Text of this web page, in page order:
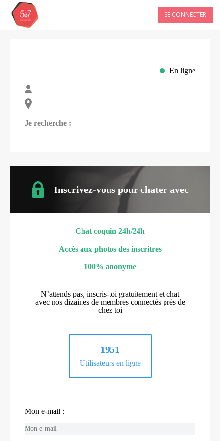
SE CONNECTER
En ligne
Je recherche :
Inscrivez-vous pour chater avec
Chat coquin 24h/24h
Accès aux photos des inscritres
100% anonyme
N’attends pas, inscris-toi gratuitement et chat
avec nos dizaines de membres connectés près de
chez toi
1951
Utilisateurs en ligne
Mon e-mail :